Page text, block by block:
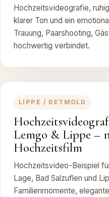
Hochzeitsvideografie,
klarer Ton und ein
Trauung, Paarshooting,
hochwertig verbindet.
LIPPE / DETMOLD
Lemgo & Lippe –
Hochzeitsfilm
Hochzeitsvideo-Beispiel
Lage, Bad Salzuflen und
Familienmomente,